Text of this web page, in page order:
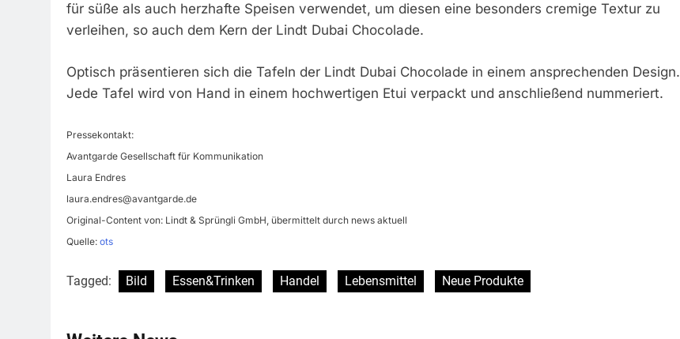
für süße als auch herzhafte Speisen verwendet, um diesen eine besonders cremige Textur zu
verleihen, so auch dem Kern der Lindt Dubai Chocolade.
Optisch präsentieren sich die Tafeln der Lindt Dubai Chocolade in einem ansprechenden Design.
Jede Tafel wird von Hand in einem hochwertigen Etui verpackt und anschließend nummeriert.
Pressekontakt:
Avantgarde Gesellschaft für Kommunikation
Laura Endres
laura.endres@avantgarde.de
Original-Content von: Lindt & Sprüngli GmbH, übermittelt durch news aktuell
Quelle: ots
Tagged: Bild Essen&Trinken Handel Lebensmittel Neue Produkte